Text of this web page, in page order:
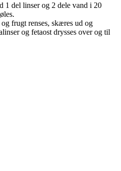
1 del linser og 2 dele vand i 20
frugt renses, skæres ud og
og fetaost drysses over og til